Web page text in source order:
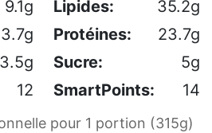
9.1g Lipides:
35.2g
3.7g Protéines:
23.7g
3.5g Sucre:
5g
12 SmartPoints: 14
pour 1 portion (315g)